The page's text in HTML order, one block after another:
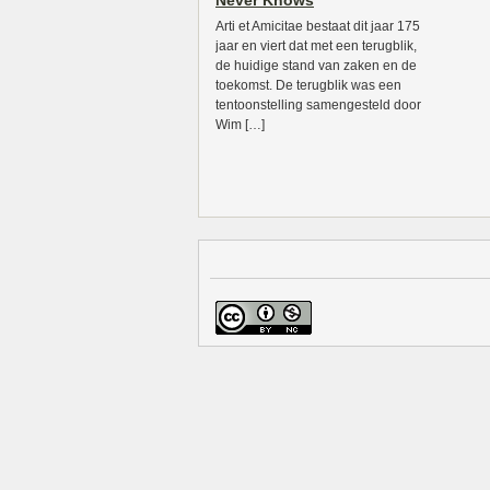
Arti et Amicitae bestaat dit jaar 175
jaar en viert dat met een terugblik,
de huidige stand van zaken en de
toekomst. De terugblik was een
tentoonstelling samengesteld door
Wim […]